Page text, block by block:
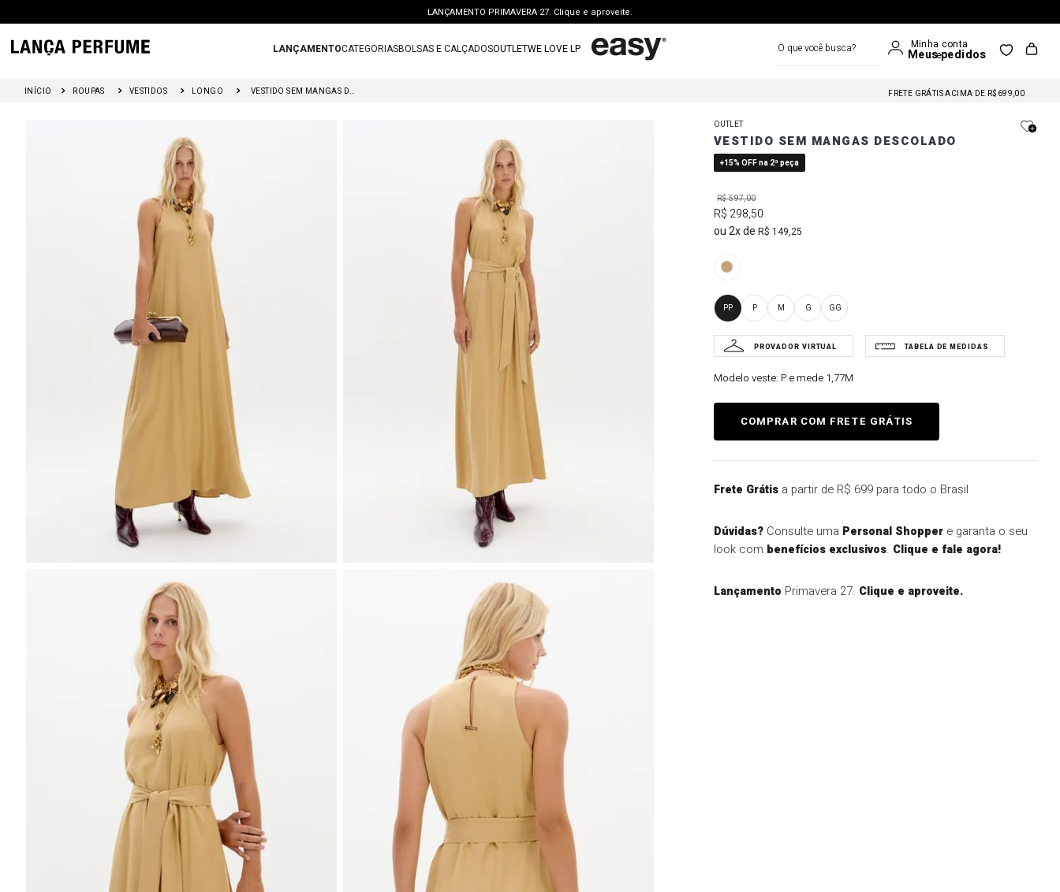
LANÇAMENTO PRIMAVERA 27. Clique e aproveite.
PERSONAL SHOPPER | garanta benefícios exclusivos. CONSULTAR >
FRETE GRÁTIS | a partir de R$ 699. APROVEITAR >
LANÇAMENTOCATEGORIASBOLSAS E CALÇADOSOUTLETWE LOVE LP
ROUPAS VESTIDOS LONGO VESTIDO SEM MANGAS DESCOLADO
FRETE GRÁTIS ACIMA DE R$699,00
FRETE GRÁTIS NAS COMPRAS A PARTIR DE R$699
FRETE GRÁTIS ACIMA DE R$699,00
OUTLET
VESTIDO SEM MANGAS DESCOLADO
+15% OFF na 2ª peça
R$597,00
R$ 298,50
2
R$ 149,25
PP P M G GG
Modelo veste: P e mede 1,77M
Frete Grátisa partir de R$ 699 para todo o Brasil
Dúvidas?Consulte uma Personal Shoppere garanta o seu
look com benefícios exclusivos. Clique e fale agora!
Lançamento Primavera 27. Clique e aproveite.
calca jeans
calca
vestido curto
bota
t shirt
regata
tenis